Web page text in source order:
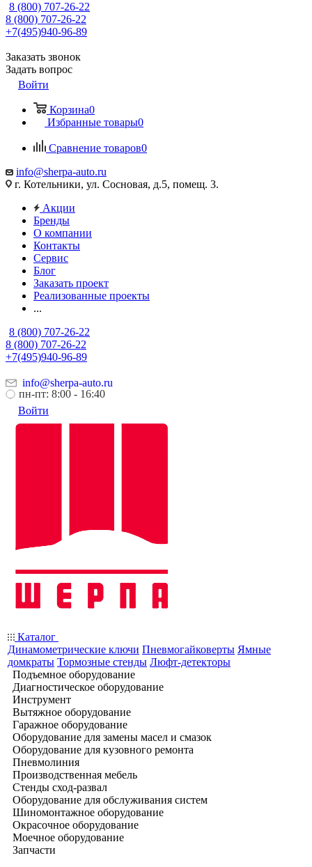
8 (800) 707-26-22
8 (800) 707-26-22
+7(495)940-96-89
Заказать звонок
Задать вопрос
Войти
Корзина0
Избранные товары0
Сравнение товаров0
info@sherpa-auto.ru
г. Котельники, ул. Сосновая, д.5, помещ. 3.
Акции
Бренды
О компании
Контакты
Сервис
Блог
Заказать проект
Реализованные проекты
...
8 (800) 707-26-22
8 (800) 707-26-22
+7(495)940-96-89
info@sherpa-auto.ru
пн-пт: 8:00 - 16:40
Войти
Каталог
Динамометрические ключи Пневмогайковерты Ямные
домкраты Тормозные стенды Люфт-детекторы
Подъемное оборудование
Диагностическое оборудование
Инструмент
Вытяжное оборудование
Гаражное оборудование
Оборудование для замены масел и смазок
Оборудование для кузовного ремонта
Пневмолиния
Производственная мебель
Стенды сход-развал
Оборудование для обслуживания систем
Шиномонтажное оборудование
Окрасочное оборудование
Моечное оборудование
Запчасти